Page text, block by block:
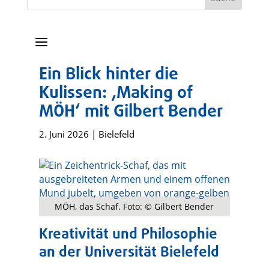
a
Ein Blick hinter die
Kulissen: ‚Making of
MÖH‘ mit Gilbert Bender
2. Juni 2026 | Bielefeld
MÖH, das Schaf. Foto: © Gilbert Bender
Kreativität und Philosophie
an der Universität Bielefeld